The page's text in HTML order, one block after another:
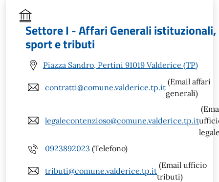
Settore I - Affari Generali istituzionali,
sport e tributi
Piazza Sandro, Pertini 91019 Valderice (TP)
contratti@comune.valderice.tp.it
(Email affari
generali)
legalecontenzioso@comune.valderice.tp.it
0923892023 (Telefono)
tributi@comune.valderice.tp.it
(Email ufficio
tributi)